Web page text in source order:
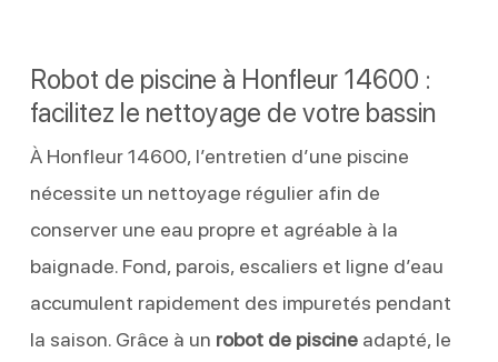
Robot de piscine à Honfleur 14600 :
facilitez le nettoyage de votre bassin
À Honfleur 14600, l’entretien d’une piscine
nécessite un nettoyage régulier afin de
conserver une eau propre et agréable à la
baignade. Fond, parois, escaliers et ligne d’eau
accumulent rapidement des impuretés pendant
la saison. Grâce à un robot de piscineadapté, le